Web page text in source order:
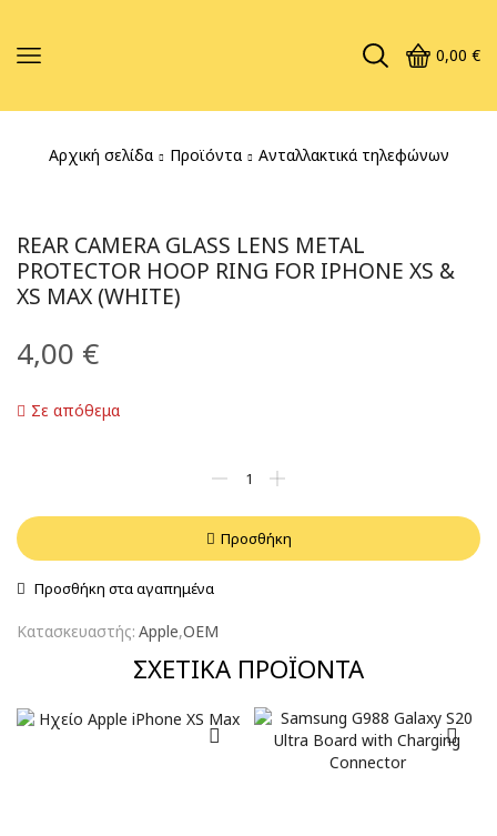
0,00 €
Αρχική σελίδα Προϊόντα Ανταλλακτικά τηλεφώνων
REAR CAMERA GLASS LENS METAL
PROTECTOR HOOP RING FOR IPHONE XS &
XS MAX (WHITE)
4,00 €
Σε απόθεμα
Προσθήκη
Προσθήκη στα αγαπημένα
Κατασκευαστής: Apple,OEM
ΣΧΕΤΙΚΆ ΠΡΟΪΌΝΤΑ